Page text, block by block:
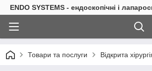
ENDO SYSTEMS - ендоскопічні і
Товари та послуги Відкрита